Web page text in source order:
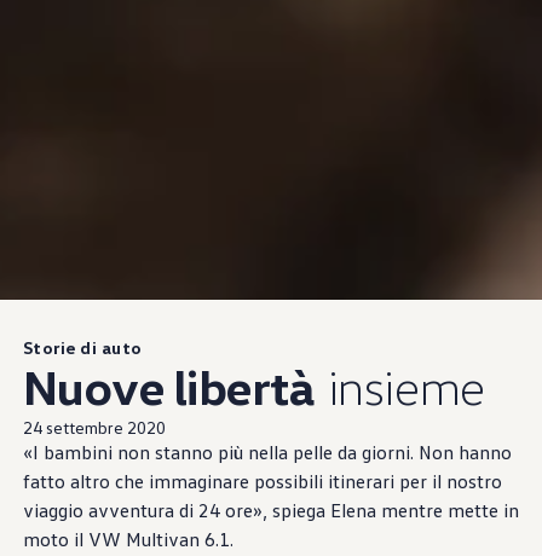
Storie di auto
Nuove libertà insieme
24 settembre 2020
«I bambini non stanno più nella pelle da giorni. Non hanno
fatto altro che immaginare possibili itinerari per il nostro
viaggio avventura di 24 ore», spiega Elena mentre mette in
moto il VW Multivan 6.1.